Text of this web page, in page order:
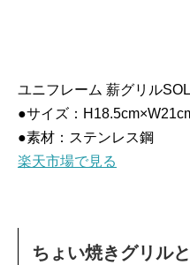
ユニフレーム 薪グリル
●サイズ：
●素材：ステンレス鋼
楽天市場で見る
ちょい焼きグリル